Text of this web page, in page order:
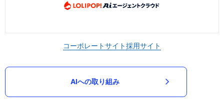
コーポレートサイト採用サイト
AIへの取り組み